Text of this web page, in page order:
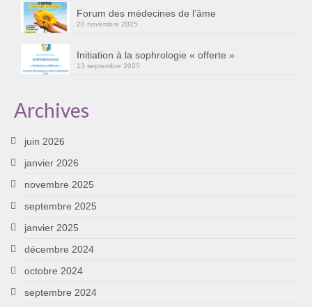
Sophro-Méditation tous les lundis soir en visio
Initiation à la sophrologie « offerte »
Témoignages B
Forum des médecines de l’âme
20 novembre 2025
Initiation à la sophrologie « offerte »
13 septembre 2025
Archives
juin 2026
janvier 2026
novembre 2025
septembre 2025
janvier 2025
décembre 2024
octobre 2024
septembre 2024